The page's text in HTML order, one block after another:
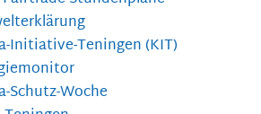
Initiative-Teningen (KIT)
Schutz-Woche